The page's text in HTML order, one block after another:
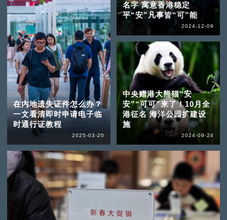
在内地遗失证件怎么办？
一文看清即时申请电子临
时通行证教程
2025-03-20
名字 寓意香港稳定
平“安”凡事皆“可”能
2024-12-09
中央赠港大熊猫“安
安”“可可”来了！10月全
港征名 海洋公园扩建设
施
2024-09-24